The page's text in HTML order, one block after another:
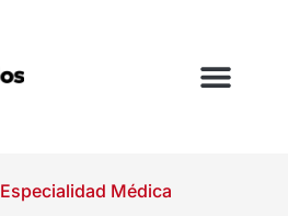
Especialidad Médica